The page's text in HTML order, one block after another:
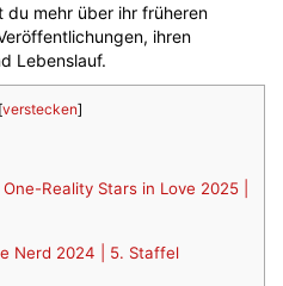
du mehr über ihr früheren
ihren
Lebenslauf.
[verstecken]
Reality Stars in Love 2025 |
Nerd 2024 | 5. Staffel